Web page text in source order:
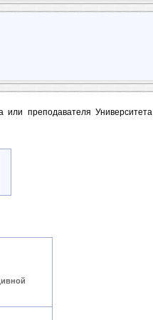
или преподавателя Университета